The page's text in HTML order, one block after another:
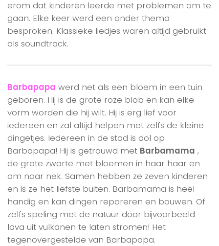
erom dat kinderen leerde met problemen om te
gaan. Elke keer werd een ander thema
besproken. Klassieke liedjes waren altijd gebruikt
als soundtrack.
Barbapapa werd net als een bloem in een tuin
geboren. Hij is de grote roze blob en kan elke
vorm worden die hij wilt. Hij is erg lief voor
iedereen en zal altijd helpen met zelfs de kleine
dingetjes. Iedereen in de stad is dol op
Barbapapa! Hij is getrouwd met Barbamama ,
de grote zwarte met bloemen in haar haar en
om naar nek. Samen hebben ze zeven kinderen
en is ze het liefste buiten. Barbamama is heel
handig en kan dingen repareren en bouwen. Of
zelfs speling met de natuur door bijvoorbeeld
lava uit vulkanen te laten stromen! Het
tegenovergestelde van Barbapapa.